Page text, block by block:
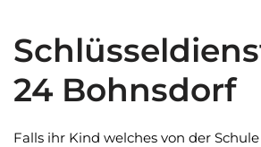
24 Bohnsdorf
Falls ihr Kind welches von der